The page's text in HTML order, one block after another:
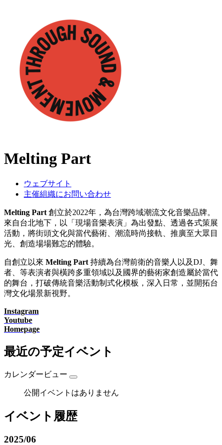
Melting Part
ウェブサイト
主催組織にお問い合わせ
Melting Part 創立於2022年，為台灣跨域潮流文化音樂品牌。
來自台北地下，以「現場音樂表演」為出發點、透過各式策展
活動，將街頭文化與當代藝術、潮流時尚接軌、推廣至大眾目
光、創造場場難忘的體驗。
自創立以來 Melting Part 持續為台灣前衛的音樂人以及DJ、舞
者、等表演者與橫跨多重領域以及國界的藝術家創造屬於當代
的舞台，打破傳統音樂活動制式化模板，深入日常，並開拓台
灣文化場景新視野。
Instagram
Youtube
Homepage
最近の予定イベント
カレンダービュー
公開イベントはありません
イベント履歴
2025/06